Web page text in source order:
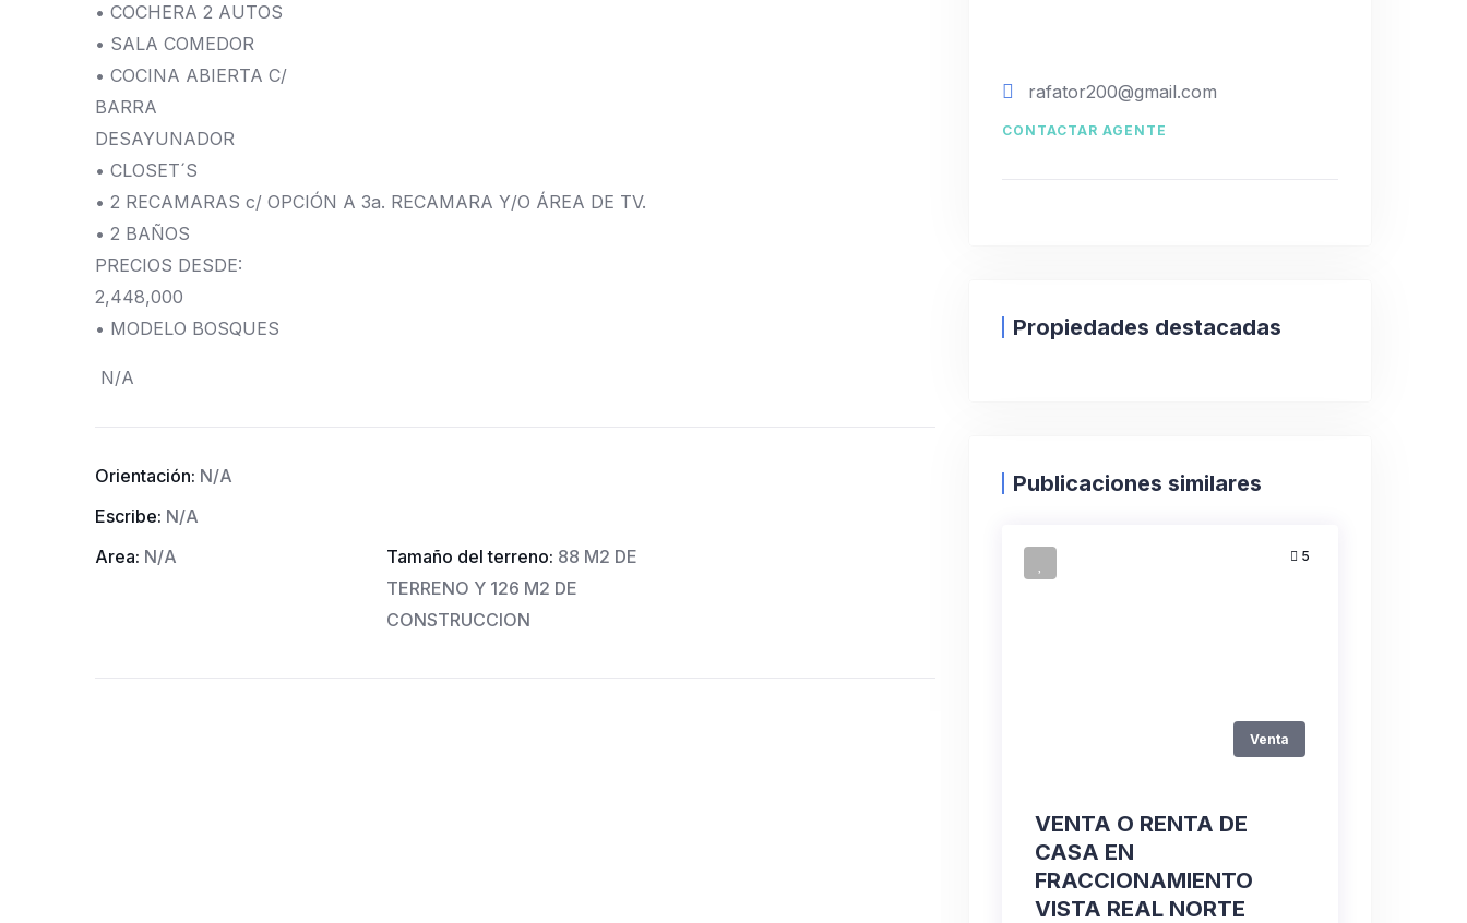
• COCHERA 2 AUTOS
• SALA COMEDOR
• COCINA ABIERTA C/
BARRA
DESAYUNADOR
• CLOSET´S
• 2 RECAMARAS c/ OPCIÓN A 3a. RECAMARA Y/O ÁREA DE TV.
• 2 BAÑOS
PRECIOS DESDE:
2,448,000
• MODELO BOSQUES
N/A
Orientación: N/A
Escribe: N/A
Area: N/A Tamaño del terreno: 88 M2 DE
TERRENO Y 126 M2 DE
CONSTRUCCION
rafator200@gmail.com
CONTACTAR AGENTE
Propiedades destacadas
Publicaciones similares
5
Venta
VENTA O RENTA DE
CASA EN
FRACCIONAMIENTO
VISTA REAL NORTE